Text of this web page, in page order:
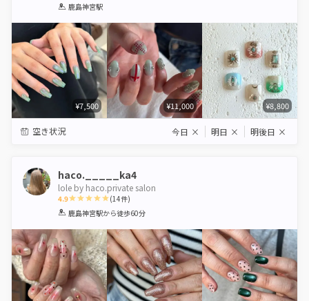
1 2 3 4 5
鹿島神宮駅
¥7,500 ¥11,000 ¥8,800
空き状況 今日 × 明日 × 明後日 ×
haco._____ka4
lole by haco.private salon
4.9
1 2 3 4 5
(14件)
鹿島神宮駅から徒歩60分